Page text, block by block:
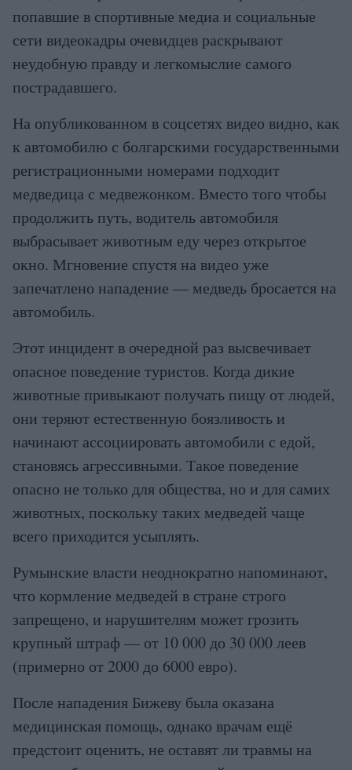
попавшие в спортивные медиа и социальные
сети видеокадры очевидцев раскрывают
неудобную правду и легкомыслие самого
пострадавшего.
На опубликованном в соцсетях видео видно, как
к автомобилю с болгарскими государственными
регистрационными номерами подходит
медведица с медвежонком. Вместо того чтобы
продолжить путь, водитель автомобиля
выбрасывает животным еду через открытое
окно. Мгновение спустя на видео уже
запечатлено нападение — медведь бросается на
автомобиль.
Этот инцидент в очередной раз высвечивает
опасное поведение туристов. Когда дикие
животные привыкают получать пищу от людей,
они теряют естественную боязливость и
начинают ассоциировать автомобили с едой,
становясь агрессивными. Такое поведение
опасно не только для общества, но и для самих
животных, поскольку таких медведей чаще
всего приходится усыплять.
Румынские власти неоднократно напоминают,
что кормление медведей в стране строго
запрещено, и нарушителям может грозить
крупный штраф — от 10 000 до 30 000 леев
(примерно от 2000 до 6000 евро).
После нападения Бижеву была оказана
медицинская помощь, однако врачам ещё
предстоит оценить, не оставят ли травмы на